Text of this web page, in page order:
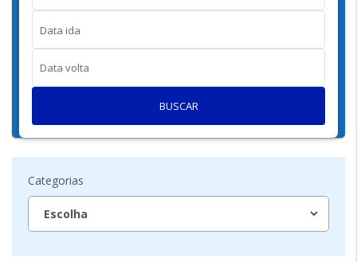
Data ida
Data volta
BUSCAR
Categorias